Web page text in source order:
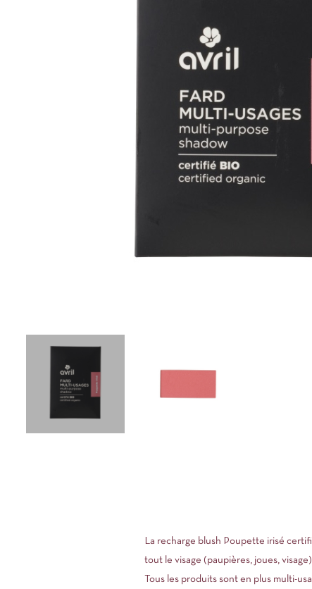
La recharge blush Poupette irisé
tout le visage (paupières, joues,
Tous les produits sont en plus multi-